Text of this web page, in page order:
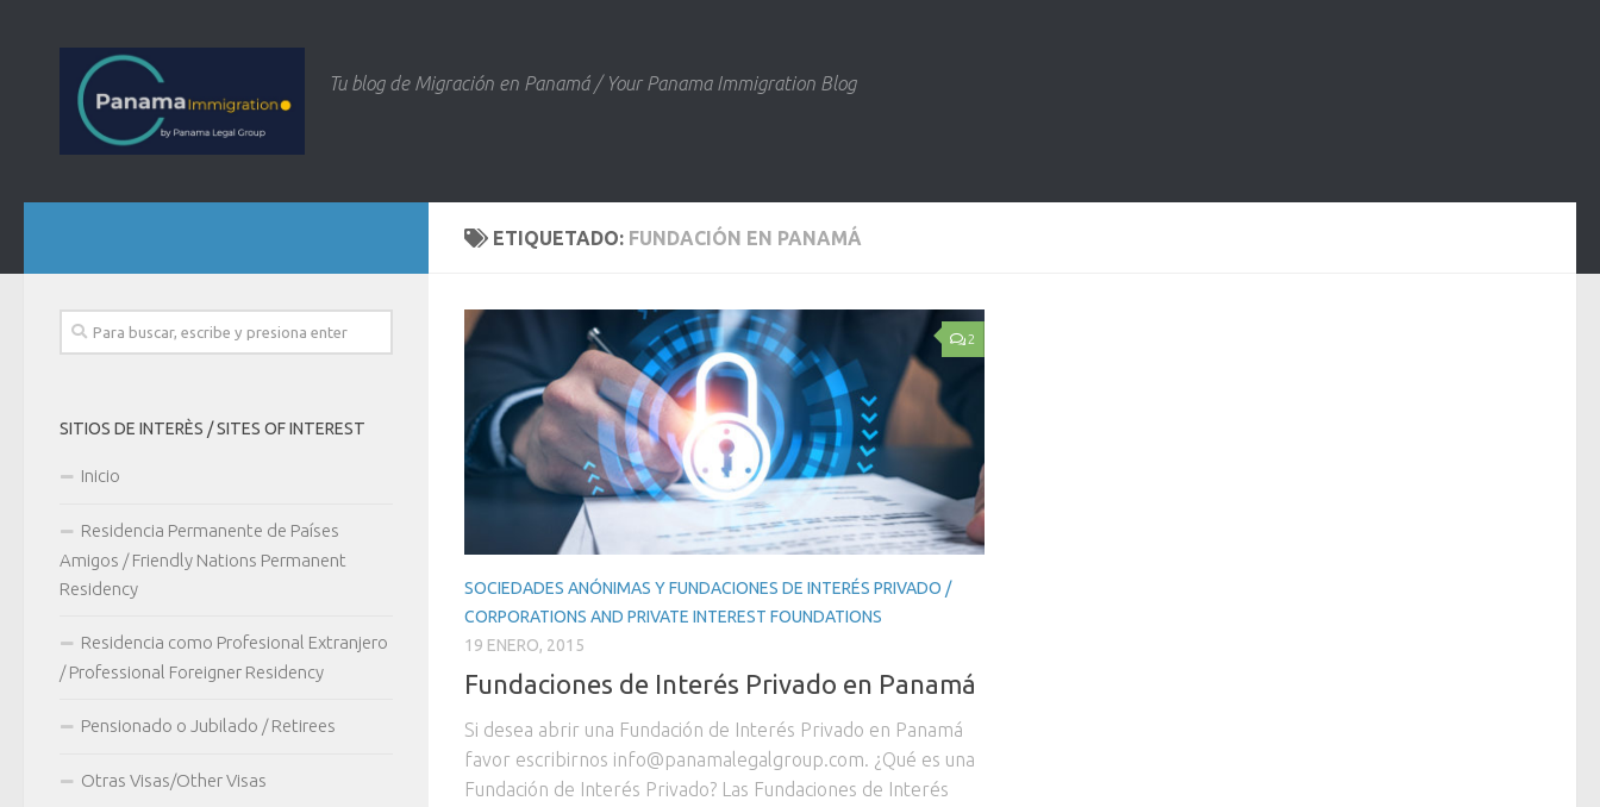
Tu blog de Migración en Panamá / Your Panama Immigration Blog
ETIQUETADO: FUNDACIÓN EN PANAMÁ
2
SOCIEDADES ANÓNIMAS Y FUNDACIONES DE INTERÉS PRIVADO /
CORPORATIONS AND PRIVATE INTEREST FOUNDATIONS
19 ENERO, 2015
Fundaciones de Interés Privado en Panamá
Si desea abrir una Fundación de Interés Privado en Panamá
favor escribirnos info@panamalegalgroup.com. ¿Qué es una
Fundación de Interés Privado? Las Fundaciones de Interés
SITIOS DE INTERÈS / SITES OF INTEREST
Inicio
Residencia Permanente de Países
Amigos / Friendly Nations Permanent
Residency
Residencia como Profesional Extranjero
/ Professional Foreigner Residency
Pensionado o Jubilado / Retirees
Otras Visas/Other Visas